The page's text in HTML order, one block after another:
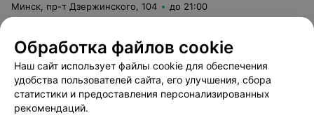
Минск, пр-т Дзержинского, 104 до 21:00
Все адреса
Вам будет интересно
Обработка файлов cookie
Наш сайт использует файлы cookie для обеспечения
удобства пользователей сайта, его улучшения, сбора
статистики и предоставления персонализированных
рекомендаций.